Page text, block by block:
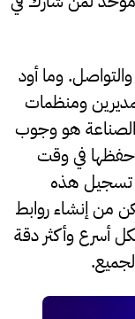
وما أود
ومنظمات
الصناعة هو وجوب
في وقت
تسجيل هذه
من إنشاء روابط
أسرع وأكثر دقة